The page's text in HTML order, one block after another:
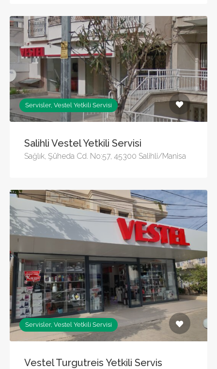
Servisler, Vestel Yetkili Servisi
Salihli Vestel Yetkili Servisi
Sağlık, Şüheda Cd. No:57, 45300 Salihli/Manisa
Servisler, Vestel Yetkili Servisi
Vestel Turgutreis Yetkili Servis